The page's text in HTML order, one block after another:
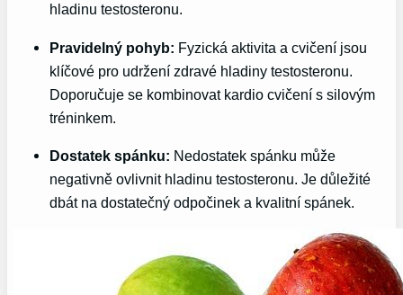
hladinu testosteronu.
Pravidelný pohyb: Fyzická aktivita a cvičení jsou
klíčové pro udržení zdravé hladiny testosteronu.
Doporučuje se kombinovat kardio cvičení s silovým
tréninkem.
Dostatek spánku: Nedostatek‍ spánku může
negativně ovlivnit ⁢hladinu testosteronu.​ Je důležité
‌dbát na dostatečný odpočinek⁣ a kvalitní spánek.